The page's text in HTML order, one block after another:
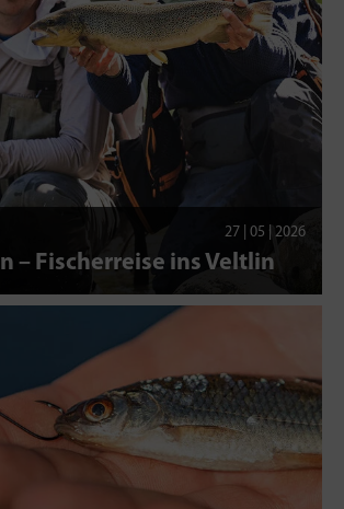
27 | 05 | 2026
– Fischerreise ins Veltlin